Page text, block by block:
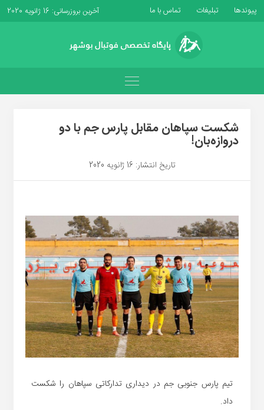
پیوندها تبلیغات تماس با ما آخرین بروزرسانی: 16 ژانویه 2020
شکست سپاهان مقابل پارس جم با دو
دروازه‌بان!
تاریخ انتشار: 16 ژانویه 2020
تیم پارس جنوبی جم در دیداری تدارکاتی سپاهان را شکست
داد.